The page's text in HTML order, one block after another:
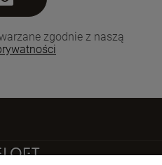
zgodnie z naszą